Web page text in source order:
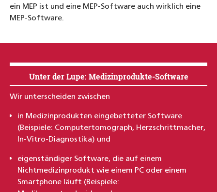
ein MEP ist und eine MEP-Software auch wirklich eine
MEP-Software.
Unter der Lupe: Medizinprodukte-Software
Wir unterscheiden zwischen
in Medizinprodukten eingebetteter Software
(Beispiele: Computertomograph, Herzschrittmacher,
In-Vitro-Diagnostika) und
eigenständiger Software, die auf einem
Nichtmedizinprodukt wie einem PC oder einem
Smartphone läuft (Beispiele: